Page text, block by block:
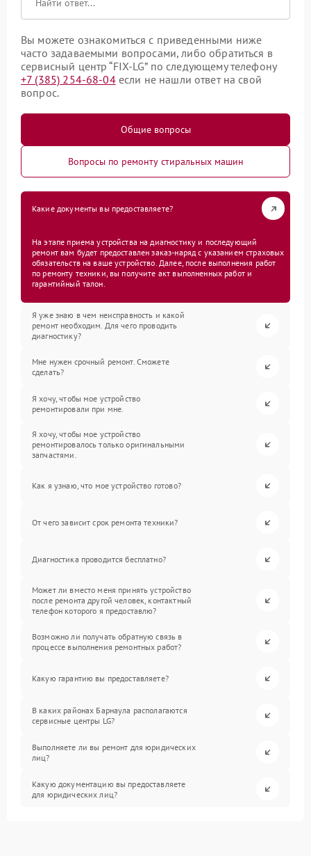
Вы можете ознакомиться с приведенными ниже
часто задаваемыми вопросами, либо обратиться в
сервисный центр “FIX-LG” по следующему телефону
+7 (385) 254-68-04если не нашли ответ на свой
вопрос.
Общие вопросы
Вопросы по ремонту стиральных машин
Какие документы вы предоставляете?
На этапе приема устройства на диагностику и последующий
ремонт вам будет предоставлен заказ-наряд с указанием страховых
обязательств на ваше устройство. Далее, после выполнения работ
по ремонту техники, вы получите акт выполненных работ и
гарантийный талон.
Я уже знаю в чем неисправность и какой
ремонт необходим. Для чего проводить
диагностику?
Мне нужен срочный ремонт. Сможете
сделать?
Я хочу, чтобы мое устройство
ремонтировали при мне.
Я хочу, чтобы мое устройство
ремонтировалось только оригинальными
запчастями.
Как я узнаю, что мое устройство готово?
От чего зависит срок ремонта техники?
Диагностика проводится бесплатно?
Может ли вместо меня принять устройство
после ремонта другой человек, контактный
телефон которого я предоставлю?
Возможно ли получать обратную связь в
процессе выполнения ремонтных работ?
Какую гарантию вы предоставляете?
В каких районах Барнаула располагаются
сервисные центры LG?
Выполняете ли вы ремонт для юридических
лиц?
Какую документацию вы предоставляете
для юридических лиц?